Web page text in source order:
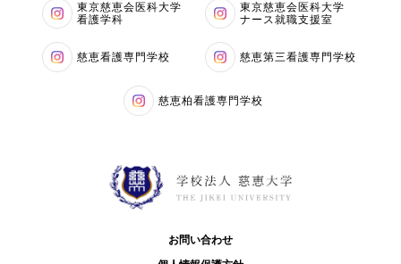
東京慈恵会医科大学
看護学科
東京慈恵会医科大学
ナース就職支援室
慈恵看護専門学校 慈恵第三看護専門学校
慈恵柏看護専門学校
お問い合わせ